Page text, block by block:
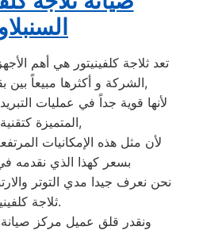
تعد ثلاجة كلفينيتور هي أهم
الشركة و أكثرها مبيعاً بين بقية المنتجات الأخرى,
لأنها قوية جداً في عمليات
المتميزة كتقنية الانفلتر,
لأن مثل هذه الإمكانيات
بسعر كهذا الذي نقدمه في
نحن نعرف جيدا مدي التوتر
ثلاجة كلفينيتور.
ونقدر قلق عميل مركز صيانة